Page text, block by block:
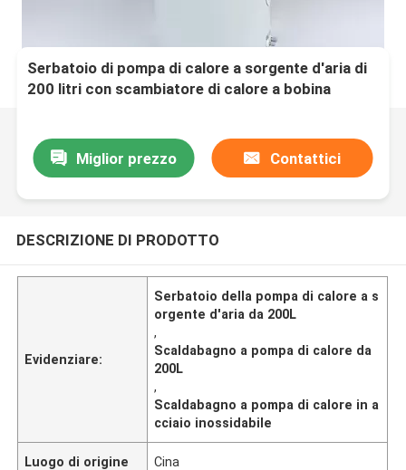
Serbatoio di pompa di calore a sorgente d'aria di
200 litri con scambiatore di calore a bobina
Miglior prezzo Contattici
DESCRIZIONE DI PRODOTTO
Evidenziare:
Serbatoio della pompa di calore a s
orgente d'aria da 200L
,
Scaldabagno a pompa di calore da
200L
,
Scaldabagno a pompa di calore in a
cciaio inossidabile
Luogo di origine Cina